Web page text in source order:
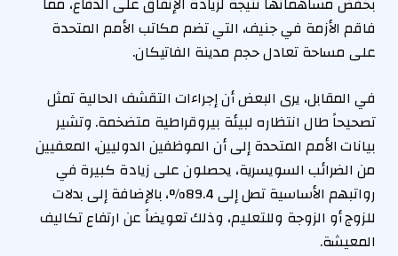
فاقم الأزمة في جنيف، التي تضم مكاتب الأمم المتحدة
على مساحة تعادل حجم مدينة الفاتيكان.
في المقابل، يرى البعض أن إجراءات التقشف الحالية تمثل
تصحيحاً طال انتظاره لبيئة بيروقراطية متضخمة. وتشير
بيانات الأمم المتحدة إلى أن الموظفين الدوليين، المعفيين
من الضرائب السويسرية، يحصلون على زيادة كبيرة في
رواتبهم الأساسية تصل إلى 89.4%، بالإضافة إلى بدلات
للزوج أو الزوجة وللتعليم، وذلك تعويضاً عن ارتفاع تكاليف
المعيشة.